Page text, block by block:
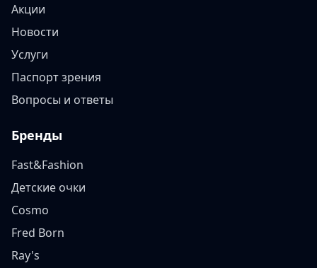
Акции
Новости
Услуги
Паспорт зрения
Вопросы и ответы
Бренды
Fast&Fashion
Детские очки
Cosmo
Fred Born
Ray's